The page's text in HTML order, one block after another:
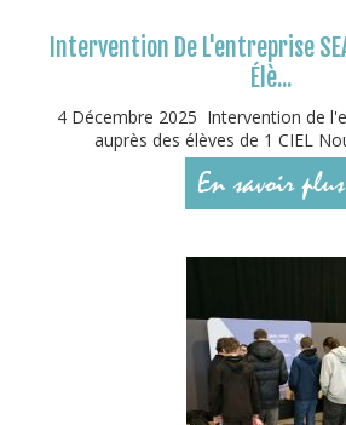
Intervention De L'entreprise
Élè...
4 Décembre 2025 Intervention de
auprès des élèves de 1 CIEL
En savoir plus